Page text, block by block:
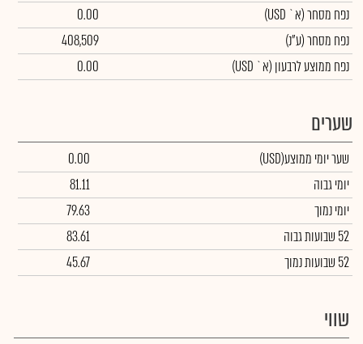
נפח מסחר(א` USD)
0.00
נפח מסחר(ע"נ)
408,509
נפח ממוצע לרבעון (א` USD)
0.00
שערים
שער יומי ממוצע(USD)
0.00
יומי גבוה
81.11
יומי נמוך
79.63
52 שבועות גבוה
83.61
52 שבועות נמוך
45.67
שווי